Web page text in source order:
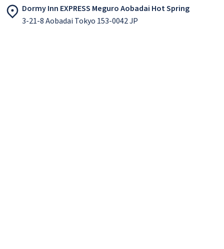
Dormy Inn EXPRESS Meguro Aobadai Hot Spring
3-21-8 Aobadai Tokyo 153-0042 JP